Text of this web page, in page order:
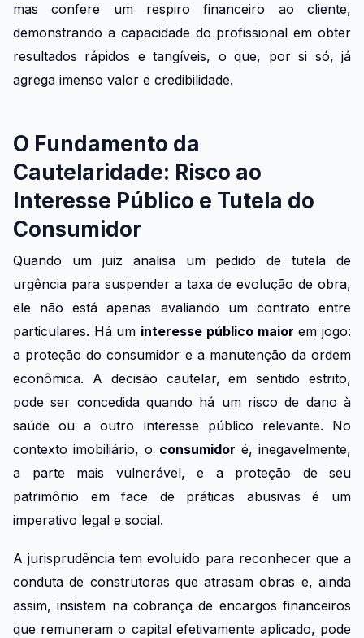
mas confere um respiro financeiro ao cliente,
demonstrando a capacidade do profissional em obter
resultados rápidos e tangíveis, o que, por si só, já
agrega imenso valor e credibilidade.
O Fundamento da
Cautelaridade: Risco ao
Interesse Público e Tutela do
Consumidor
Quando um juiz analisa um pedido de tutela de
urgência para suspender a taxa de evolução de obra,
ele não está apenas avaliando um contrato entre
particulares. Há um interesse público maior em jogo:
a proteção do consumidor e a manutenção da ordem
econômica. A decisão cautelar, em sentido estrito,
pode ser concedida quando há um risco de dano à
saúde ou a outro interesse público relevante. No
contexto imobiliário, o consumidor é, inegavelmente,
a parte mais vulnerável, e a proteção de seu
patrimônio em face de práticas abusivas é um
imperativo legal e social.
A jurisprudência tem evoluído para reconhecer que a
conduta de construtoras que atrasam obras e, ainda
assim, insistem na cobrança de encargos financeiros
que remuneram o capital efetivamente aplicado, pode